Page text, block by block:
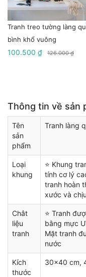
Tranh treo tường làng
bình khổ vuông
100.500 ₫ 126.000 ₫
Thông tin về sản
Tên
sản
phẩm
Tranh làng
Loại
khung
⭐ Khung
tính cơ lý
tranh hoàn
xước và
Chât
liệu
tranh
⭐ Tranh
bằng mực
Mặt tranh
nước
Kích
thước
30x40 cm,